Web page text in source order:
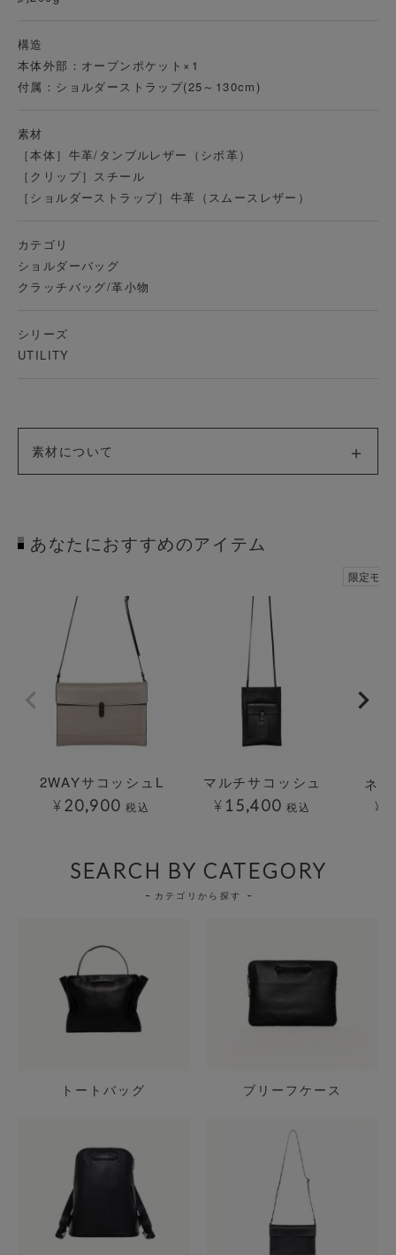
構造
本体外部：オープンポケット×1
付属：ショルダーストラップ(25～130cm)
素材
［本体］ 牛革/タンブルレザー（シボ革）
［クリップ］スチール
［ショルダーストラップ］牛革（スムースレザー）
カテゴリ
ショルダーバッグ
クラッチバッグ/革小物
シリーズ
UTILITY
素材について
あなたにおすすめのアイテム
2WAYサコッシュL
¥ 20,900 税込
マルチサコッシュ
¥ 15,400 税込
限定モデ
ネ
¥
SEARCH BY CATEGORY
カテゴリから探す
トートバッグ ブリーフケース